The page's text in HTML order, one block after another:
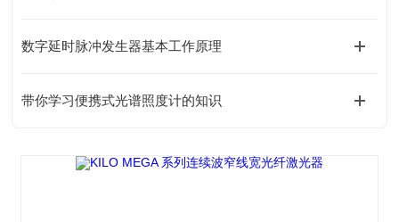
数字延时脉冲发生器基本工作原理
带你学习便携式光谱照度计的知识